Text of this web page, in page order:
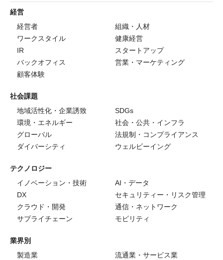
経営
経営者
組織・人材
ワークスタイル
健康経営
IR
スタートアップ
バックオフィス
営業・マーケティング
顧客体験
社会課題
地域活性化・企業誘致
SDGs
環境・エネルギー
社会・公共・インフラ
グローバル
法規制・コンプライアンス
ダイバーシティ
ウェルビーイング
テクノロジー
イノベーション・技術
AI・データ
DX
セキュリティー・リスク管理
クラウド・開発
通信・ネットワーク
サプライチェーン
モビリティ
業界別
製造業
流通業・サービス業